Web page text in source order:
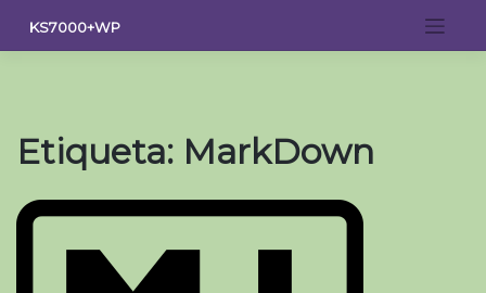
contenido
KS7000+WP
Etiqueta: MarkDown